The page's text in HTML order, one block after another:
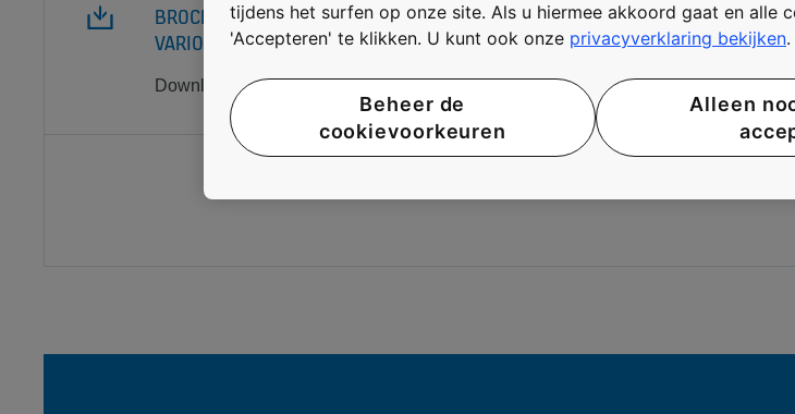
BROCHURE GEVELSYSTEEM
VARIOPLAN
Download
FOTOBLAD
tijdens het surfen op onze site. Als u hiermee akkoord gaat en alle
'Accepteren' te klikken. U kunt ook onze privacyverklaring bekijken.
Beheer de
cookievoorkeuren
Alleen